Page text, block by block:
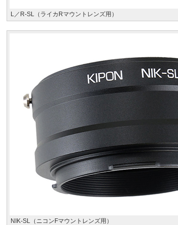
L／R-SL（ライカRマウントレンズ用）
NIK-SL（ニコンFマウントレンズ用）